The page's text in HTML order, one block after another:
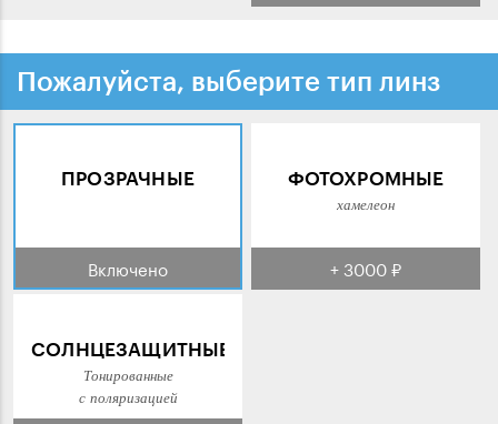
Пожалуйста, выберите тип линз
ПРОЗРАЧНЫЕ
Включено
ФОТОХРОМНЫЕ
хамелеон
+ 3000 ₽
СОЛНЦЕЗАЩИТНЫЕ
Тонированные
с поляризацией